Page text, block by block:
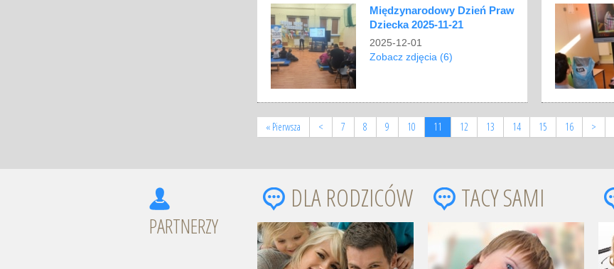
Międzynarodowy Dzień Praw
Dziecka 2025-11-21
2025-12-01
Zobacz zdjęcia (6)
« Pierwsza < 7 8 9 10 11 12 13 14 15 16 >
PARTNERZY
DLA RODZICÓW TACY SAMI